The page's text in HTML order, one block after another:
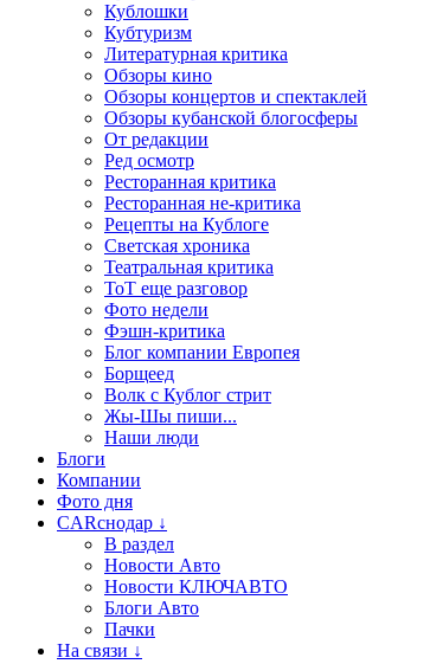
Кублошки
Кубтуризм
Литературная критика
Обзоры кино
Обзоры концертов и спектаклей
Обзоры кубанской блогосферы
От редакции
Ред осмотр
Ресторанная критика
Ресторанная не-критика
Рецепты на Кублоге
Светская хроника
Театральная критика
ТоТ еще разговор
Фото недели
Фэшн-критика
Блог компании Европея
Борщеед
Волк с Кублог стрит
Жы-Шы пиши...
Наши люди
Блоги
Компании
Фото дня
CARснодар ↓
В раздел
Новости Авто
Новости КЛЮЧАВТО
Блоги Авто
Пачки
На связи ↓